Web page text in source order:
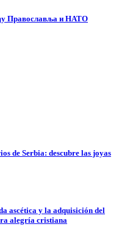
Православља и НАТО
de Serbia: descubre las joyas
ascética y la adquisición del
alegría cristiana